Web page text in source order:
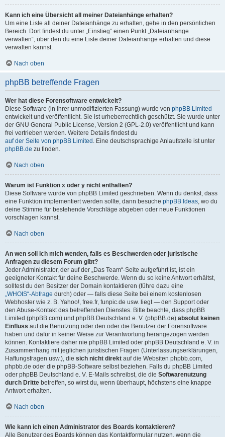
Kann ich eine Übersicht all meiner Dateianhänge erhalten?
Um eine Liste all deiner Dateianhänge zu erhalten, gehe in den persönlichen
Bereich. Dort findest du unter „Einstieg“ einen Punkt „Dateianhänge
verwalten“, über den du eine Liste deiner Dateianhänge erhalten und diese
verwalten kannst.
Nach oben
phpBB betreffende Fragen
Wer hat diese Forensoftware entwickelt?
Diese Software (in ihrer unmodifizierten Fassung) wurde von phpBB Limited
entwickelt und veröffentlicht. Sie ist urheberrechtlich geschützt. Sie wurde unter
der GNU General Public License, Version 2 (GPL-2.0) veröffentlicht und kann
frei vertrieben werden. Weitere Details findest du
auf der Seite von phpBB Limited . Eine deutschsprachige Anlaufstelle ist unter
phpBB.de zu finden.
Nach oben
Warum ist Funktion x oder y nicht enthalten?
Diese Software wurde von phpBB Limited geschrieben. Wenn du denkst, dass
eine Funktion implementiert werden sollte, dann besuche phpBB Ideas , wo du
deine Stimme für bestehende Vorschläge abgeben oder neue Funktionen
vorschlagen kannst.
Nach oben
An wen soll ich mich wenden, falls es Beschwerden oder juristische
Anfragen zu diesem Forum gibt?
Jeder Administrator, der auf der „Das Team“-Seite aufgeführt ist, ist ein
geeigneter Kontakt für deine Beschwerde. Wenn du so keine Antwort erhältst,
solltest du den Besitzer der Domain kontaktieren (führe dazu eine
„WHOIS“-Abfrage durch) oder — falls diese Seite bei einem kostenlosen
Webhoster wie z. B. Yahoo!, free.fr, funpic.de usw. liegt — den Support oder
den Abuse-Kontakt des betreffenden Dienstes. Bitte beachte, dass phpBB
Limited (phpBB.com) und phpBB Deutschland e. V. (phpBB.de) absolut keinen
Einfluss auf die Benutzung oder den oder die Benutzer der Forensoftware
haben und dafür in keiner Weise zur Verantwortung herangezogen werden
können. Kontaktiere daher nie phpBB Limited oder phpBB Deutschland e. V. in
Zusammenhang mit jeglichen juristischen Fragen (Unterlassungserklärungen,
Haftungsfragen usw.), die sich nicht direkt auf die Websiten phpbb.com,
phpbb.de oder die phpBB-Software selbst beziehen. Falls du phpBB Limited
oder phpBB Deutschland e. V. E-Mails schreibst, die die Softwarenutzung
durch Dritte betreffen, so wirst du, wenn überhaupt, höchstens eine knappe
Antwort erhalten.
Nach oben
Wie kann ich einen Administrator des Boards kontaktieren?
Alle Benutzer des Boards können das Kontaktformular nutzen, wenn die